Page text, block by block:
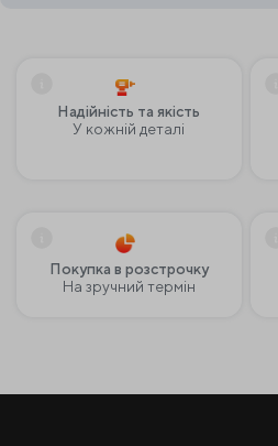
Надійність та якість
У кожній деталі
Покупка в розстрочку
На зручний термін